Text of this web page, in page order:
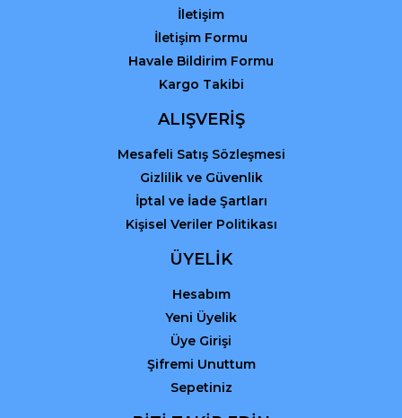
Gönder
İletişim
İletişim Formu
Havale Bildirim Formu
Kargo Takibi
ALIŞVERİŞ
Mesafeli Satış Sözleşmesi
Gizlilik ve Güvenlik
İptal ve İade Şartları
Kişisel Veriler Politikası
ÜYELİK
Hesabım
Yeni Üyelik
Üye Girişi
Şifremi Unuttum
Sepetiniz